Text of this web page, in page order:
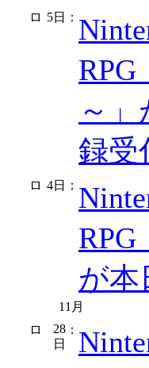
5日 ：
～
録受
4日 ：
が本
11月
28
日
：